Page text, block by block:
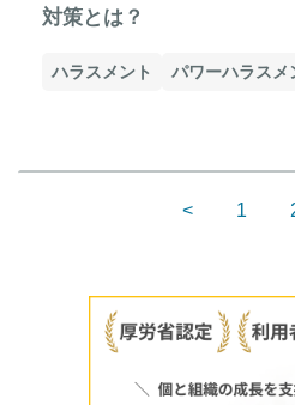
対策とは？
ハラスメント パワーハラスメ
< 1